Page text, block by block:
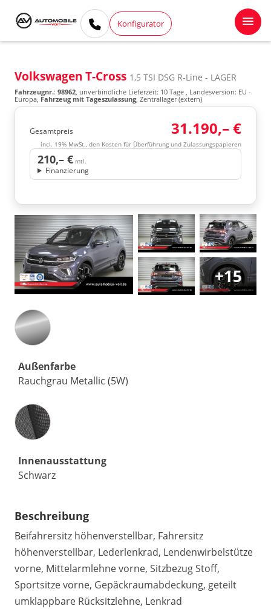
Konfigurator
Volkswagen T-Cross 1,5 TSI DSG R-Line - LAGER
Fahrzeugnr.: 98962, unverbindliche Lieferzeit: 10 Tage , Landesversion: EU -
Europa, Fahrzeug mit Tageszulassung, Zentrallager (extern)
Gesamtpreis 31.190,– €
incl. 19% MwSt., den Kosten für Überführung und Zulassungspapieren
210,– € mtl.
Finanzierung
+15
Außenfarbe
Rauchgrau Metallic (5W)
Innenausstattung
Innenausstattung
Schwarz
Beschreibung
Beifahrersitz höhenverstellbar, Fahrersitz
höhenverstellbar, Lederlenkrad, Lendenwirbelstütze
vorne, Mittelarmlehne vorne, Sitzbezug Stoff,
Sportsitze vorne, Gepäckraumabdeckung, geteilt
umklappbare Rücksitzlehne, Lenkrad